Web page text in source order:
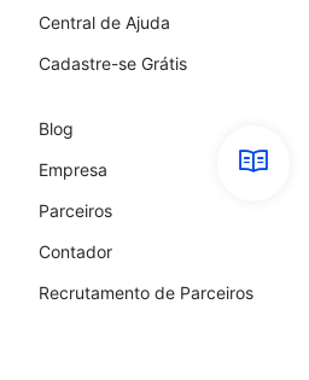
Central de Ajuda
Cadastre-se Grátis
Blog
Empresa
Parceiros
Contador
Recrutamento de Parceiros